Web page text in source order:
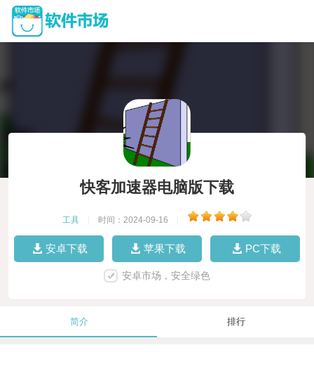
快客加速器电脑版下载
工具 时间：2024-09-16
安卓下载 苹果下载 PC下载
安卓市场，安全绿色
简介 排行